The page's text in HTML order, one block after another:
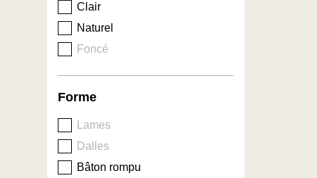
Clair
Naturel
Foncé
Forme
Lames
Dalles
Bâton rompu